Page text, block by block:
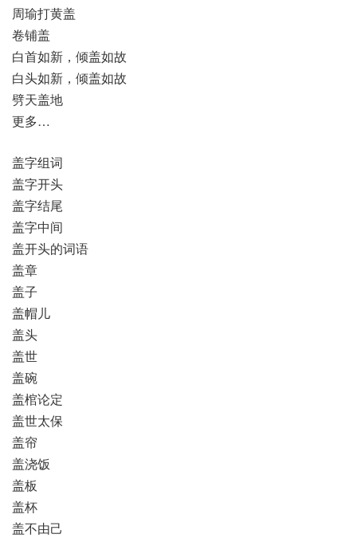
周瑜打黄盖
卷铺盖
白首如新，倾盖如故
白头如新，倾盖如故
劈天盖地
更多…
盖字组词
盖字开头
盖字结尾
盖字中间
盖开头的词语
盖章
盖子
盖帽儿
盖头
盖世
盖碗
盖棺论定
盖世太保
盖帘
盖浇饭
盖板
盖杯
盖不由己